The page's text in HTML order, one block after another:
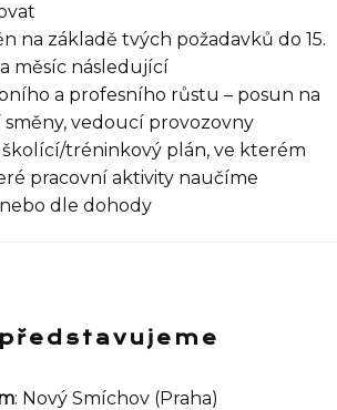
na základě tvých požadavků do 15.
měsíc následující
a profesního růstu – posun na
vedoucí provozovny
tréninkový plán, ve kterém
pracovní aktivity naučíme
dle dohody
: Nový Smíchov (Praha)